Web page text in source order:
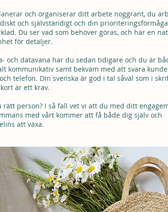
och organiserar ditt arbete noggrant, du
och självständigt och din
Du ser vad som behöver göras, och har en
för detaljer.
och datavana har du sedan tidigare och du är
kommunikativ samt bekväm med att svara
telefon. Din svenska är god i tal såväl som i
är ett krav.
rätt person? I så fall vet vi att du med ditt
med vårt kommer att få både dig själv och
att växa.